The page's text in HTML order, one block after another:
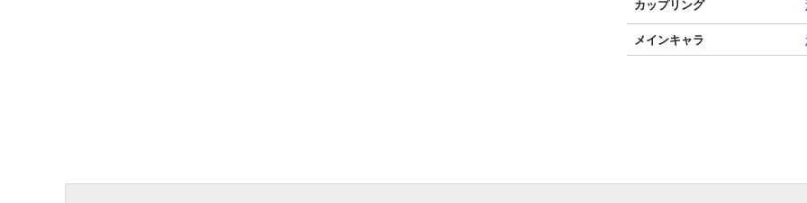
カップリング
メインキャラ